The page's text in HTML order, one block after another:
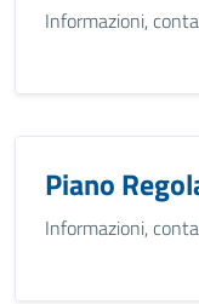
Informazioni,
Piano
Informazioni,